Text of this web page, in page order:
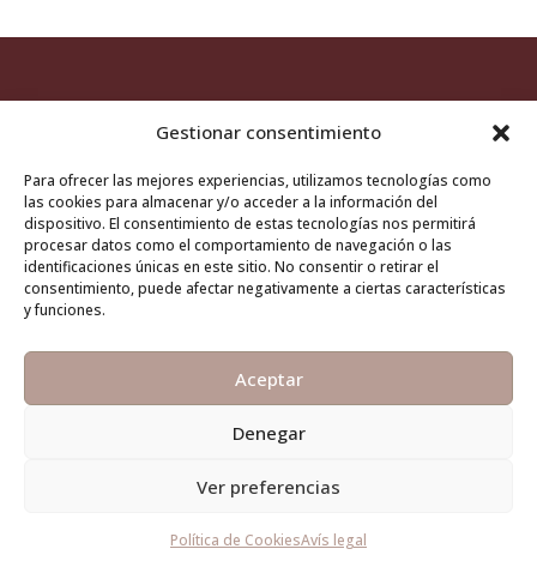
Gestionar consentimiento
Para ofrecer las mejores experiencias, utilizamos tecnologías como
las cookies para almacenar y/o acceder a la información del
dispositivo. El consentimiento de estas tecnologías nos permitirá
procesar datos como el comportamiento de navegación o las
identificaciones únicas en este sitio. No consentir o retirar el
consentimiento, puede afectar negativamente a ciertas características
y funciones.
Aceptar
Denegar
Ver preferencias
Política de CookiesAvís legal
Aviso legal /Política de cookies
© 2024 Joan Manuel Serrat. Todos los derechos reservados.
Esta web y sus redes sociales son creadas, mantenidas y
Núria Martorell